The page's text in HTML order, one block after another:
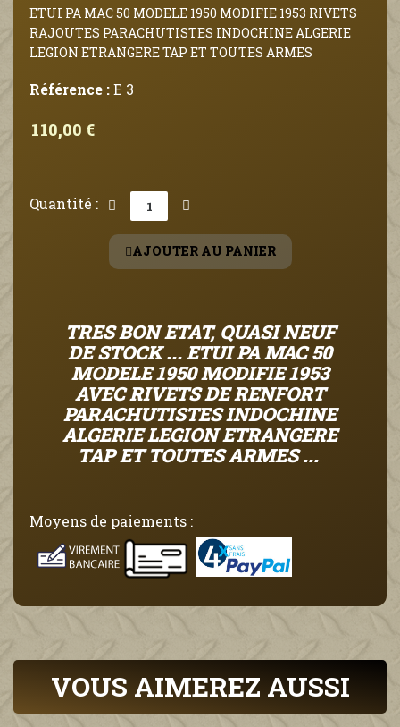
ETUI PA MAC 50 MODELE 1950 MODIFIE 1953 RIVETS
RAJOUTES PARACHUTISTES INDOCHINE ALGERIE
LEGION ETRANGERE TAP ET TOUTES ARMES
Référence :E 3
110,00 €
Quantité :
AJOUTER AU PANIER
TRES BON ETAT, QUASI NEUF
DE STOCK ... ETUI PA MAC 50
MODELE 1950 MODIFIE 1953
AVEC RIVETS DE RENFORT
PARACHUTISTES INDOCHINE
ALGERIE LEGION ETRANGERE
TAP ET TOUTES ARMES ...
Moyens de paiements :
VOUS AIMEREZ AUSSI